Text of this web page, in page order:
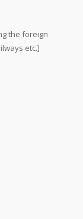
the foreign
etc.]